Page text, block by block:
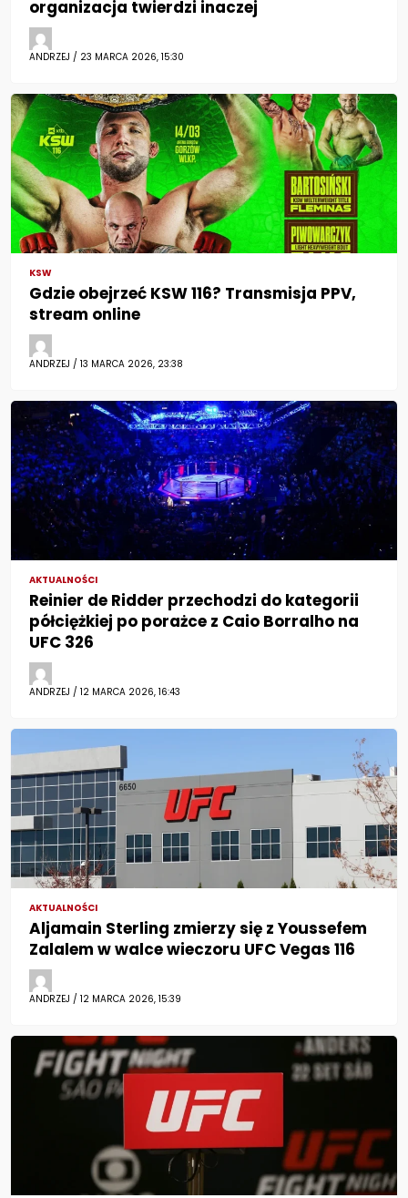
organizacja twierdzi inaczej
ANDRZEJ / 23 MARCA 2026, 15:30
KSW
Gdzie obejrzeć KSW 116? Transmisja PPV,
stream online
ANDRZEJ / 13 MARCA 2026, 23:38
AKTUALNOŚCI
Reinier de Ridder przechodzi do kategorii
półciężkiej po porażce z Caio Borralho na
UFC 326
ANDRZEJ / 12 MARCA 2026, 16:43
AKTUALNOŚCI
Aljamain Sterling zmierzy się z Youssefem
Zalalem w walce wieczoru UFC Vegas 116
ANDRZEJ / 12 MARCA 2026, 15:39